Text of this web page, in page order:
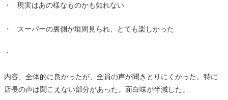
・ 現実はあの様なものかも知れない
・ スーパーの裏側が垣間見られ、とても楽しかった
・
内容、全体的に良かったが、全員の声が聞きとりにくかった。特に
店長の声は聞こえない部分があった。面白味が半減した。